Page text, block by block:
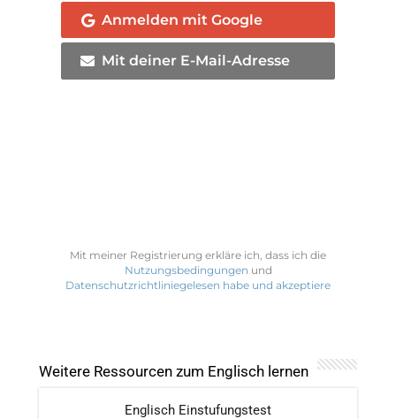
Anmelden mit Google
Mit deiner E-Mail-Adresse
Mit meiner Registrierung erkläre ich, dass ich die
Nutzungsbedingungen und
Datenschutzrichtliniegelesen habe und akzeptiere
Weitere Ressourcen zum Englisch lernen
Englisch Einstufungstest